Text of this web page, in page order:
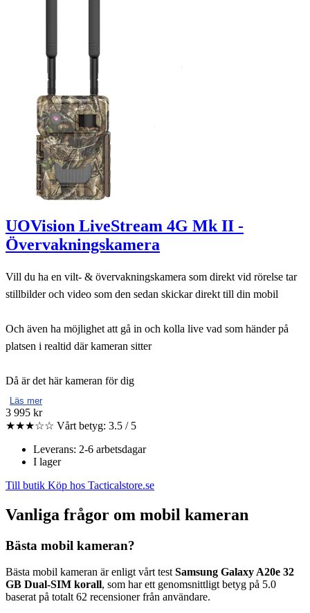
UOVision LiveStream 4G Mk II -
Övervakningskamera
Vill du ha en vilt- & övervakningskamera som direkt vid rörelse tar
stillbilder och video som den sedan skickar direkt till din mobil
Och även ha möjlighet att gå in och kolla live vad som händer på
platsen i realtid där kameran sitter
Då är det här kameran för dig
Läs mer
3 995 kr
★★★☆☆ Vårt betyg: 3.5 / 5
Leverans: 2-6 arbetsdagar
I lager
Till butik Köp hos Tacticalstore.se
Vanliga frågor om mobil kameran
Bästa mobil kameran?
Bästa mobil kameran är enligt vårt test Samsung Galaxy A20e 32
GB Dual-SIM korall, som har ett genomsnittligt betyg på 5.0
baserat på totalt 62 recensioner från användare.